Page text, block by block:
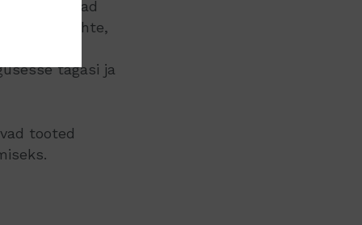
Nii suunad
error lehte,
tagasi ja
tooted